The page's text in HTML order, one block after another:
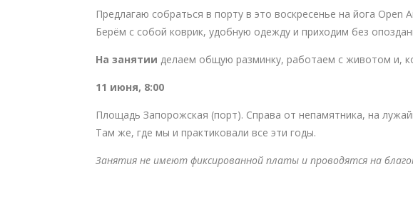
Предлагаю собраться в порту в это воскресенье на йога Open
Берём с собой коврик, удобную одежду и приходим без
На занятии делаем общую разминку, работаем с животом и,
11 июня, 8:00
Площадь Запорожская (порт). Справа от непамятника, на
Там же, где мы и практиковали все эти годы.
Занятия не имеют фиксированной платы и проводятся на